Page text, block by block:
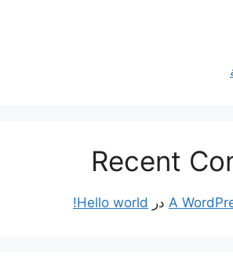
Recent
A در Hello world!